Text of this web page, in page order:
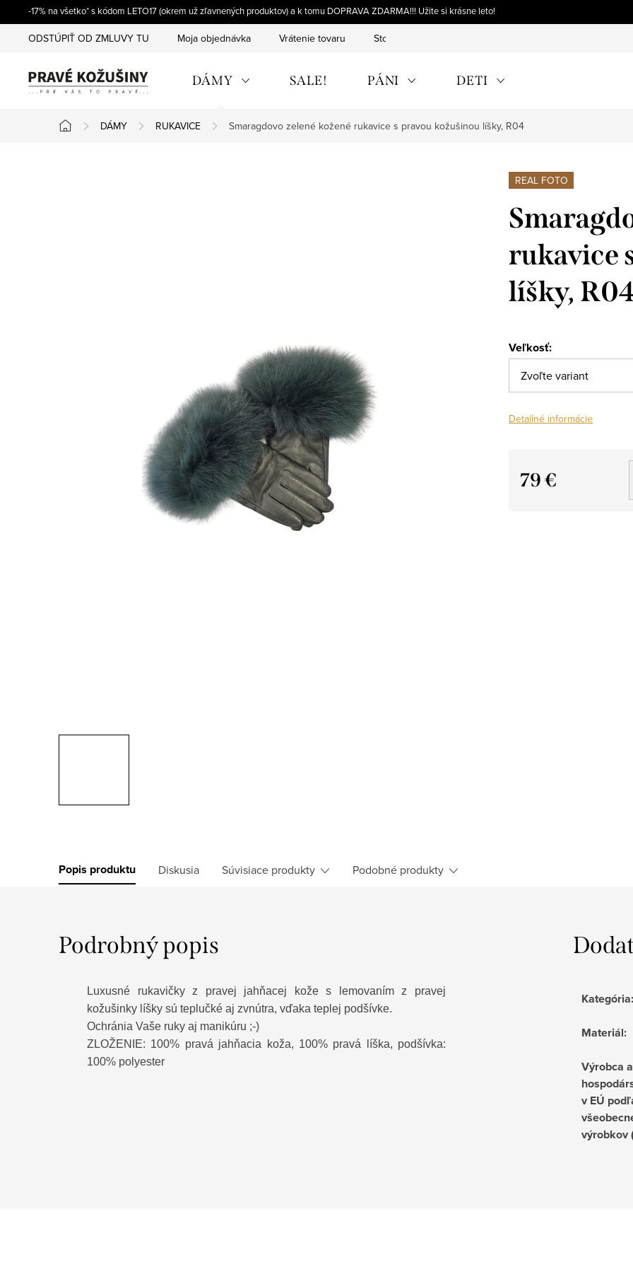
na
obsah
-17% na všetko* s kódom LETO17 (okrem už zľavnených produktov) a k tomu DOPRAVA ZDARMA!!! Užite si krásne leto!
ODSTÚPIŤ OD ZMLUVY TU Moja objednávka Vrátenie tovaru Storno objednávky
DÁMY SALE! PÁNI DETI
Domov
DÁMY RUKAVICE Smaragdovo zelené kožené rukavice s pravou kožušinou líšky, R04
REAL FOTO
rukavice
líšky,
Veľkosť:
Detailné informácie
79 €
Popis produktu Diskusia Súvisiace produkty Podobné produkty
Podrobný popis
Luxusné rukavičky z pravej jahňacej kože s lemovaním z pravej
kožušinky líšky sú teplučké aj zvnútra, vďaka teplej podšívke.
Ochránia Vaše ruky aj manikúru ;-)
ZLOŽENIE: 100% pravá jahňacia koža, 100% pravá líška, podšívka:
100% polyester
Kategória:
Materiál:
Výrobca
v EÚ
výrobkov